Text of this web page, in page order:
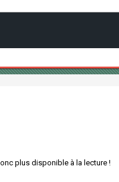
plus disponible à la lecture !